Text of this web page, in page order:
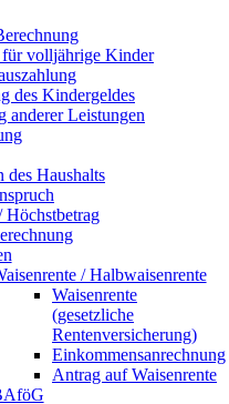
volljährige Kinder
des Kindergeldes
anderer Leistungen
des Haushalts
Höchstbetrag
/ Halbwaisenrente
Waisenrente
(gesetzliche
Rentenversicherung)
Einkommensanrechnung
Antrag auf Waisenrente